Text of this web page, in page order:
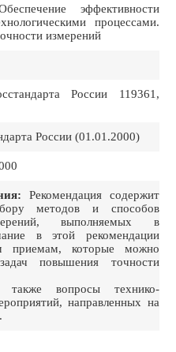
эффективности
процессами.
измерений
России 119361,
России (01.01.2000)
Рекомендация содержит
методов и способов
выполняемых в
в этой рекомендации
приемам, которые можно
повышения точности
также вопросы технико-
направленных на